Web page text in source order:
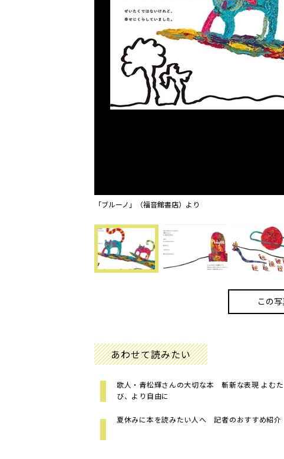
Previous
「ブルーノ」（福音館書店）より
この
あわせて読みたい
歌人・青松輝さんの大切な本 斬新な表現 よむた
び、より自由に
夏休みに本を読みたい人へ 記者のおすすめ紹介